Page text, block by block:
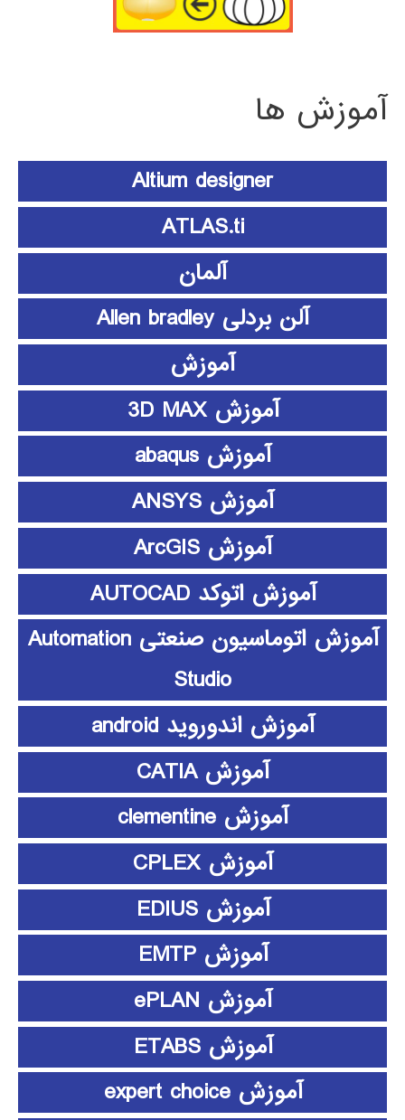
آموزش ها
Altium designer
ATLAS.ti
آلمان
آلن بردلی Allen bradley
آموزش
آموزش 3D MAX
آموزش abaqus
آموزش ANSYS
آموزش ArcGIS
آموزش اتوکد AUTOCAD
آموزش اتوماسیون صنعتی Automation
Studio
آموزش اندوروید android
آموزش CATIA
آموزش clementine
آموزش CPLEX
آموزش EDIUS
آموزش EMTP
آموزش ePLAN
آموزش ETABS
آموزش expert choice